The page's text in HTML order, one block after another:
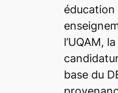
éducation
l’UQAM,
base du